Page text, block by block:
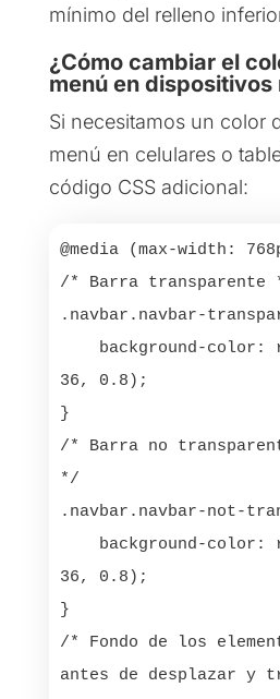
mínimo del relleno
¿Cómo cambiar el
menú en dispositivos
Si necesitamos un color
menú en celulares o
código CSS adicional:
@media (max-width:
/* Barra transparente
.navbar.navbar-
36, 0.8);
}
/* Barra no
*/
.navbar.navbar-not-
36, 0.8);
}
/* Fondo de los
antes de desplazar y